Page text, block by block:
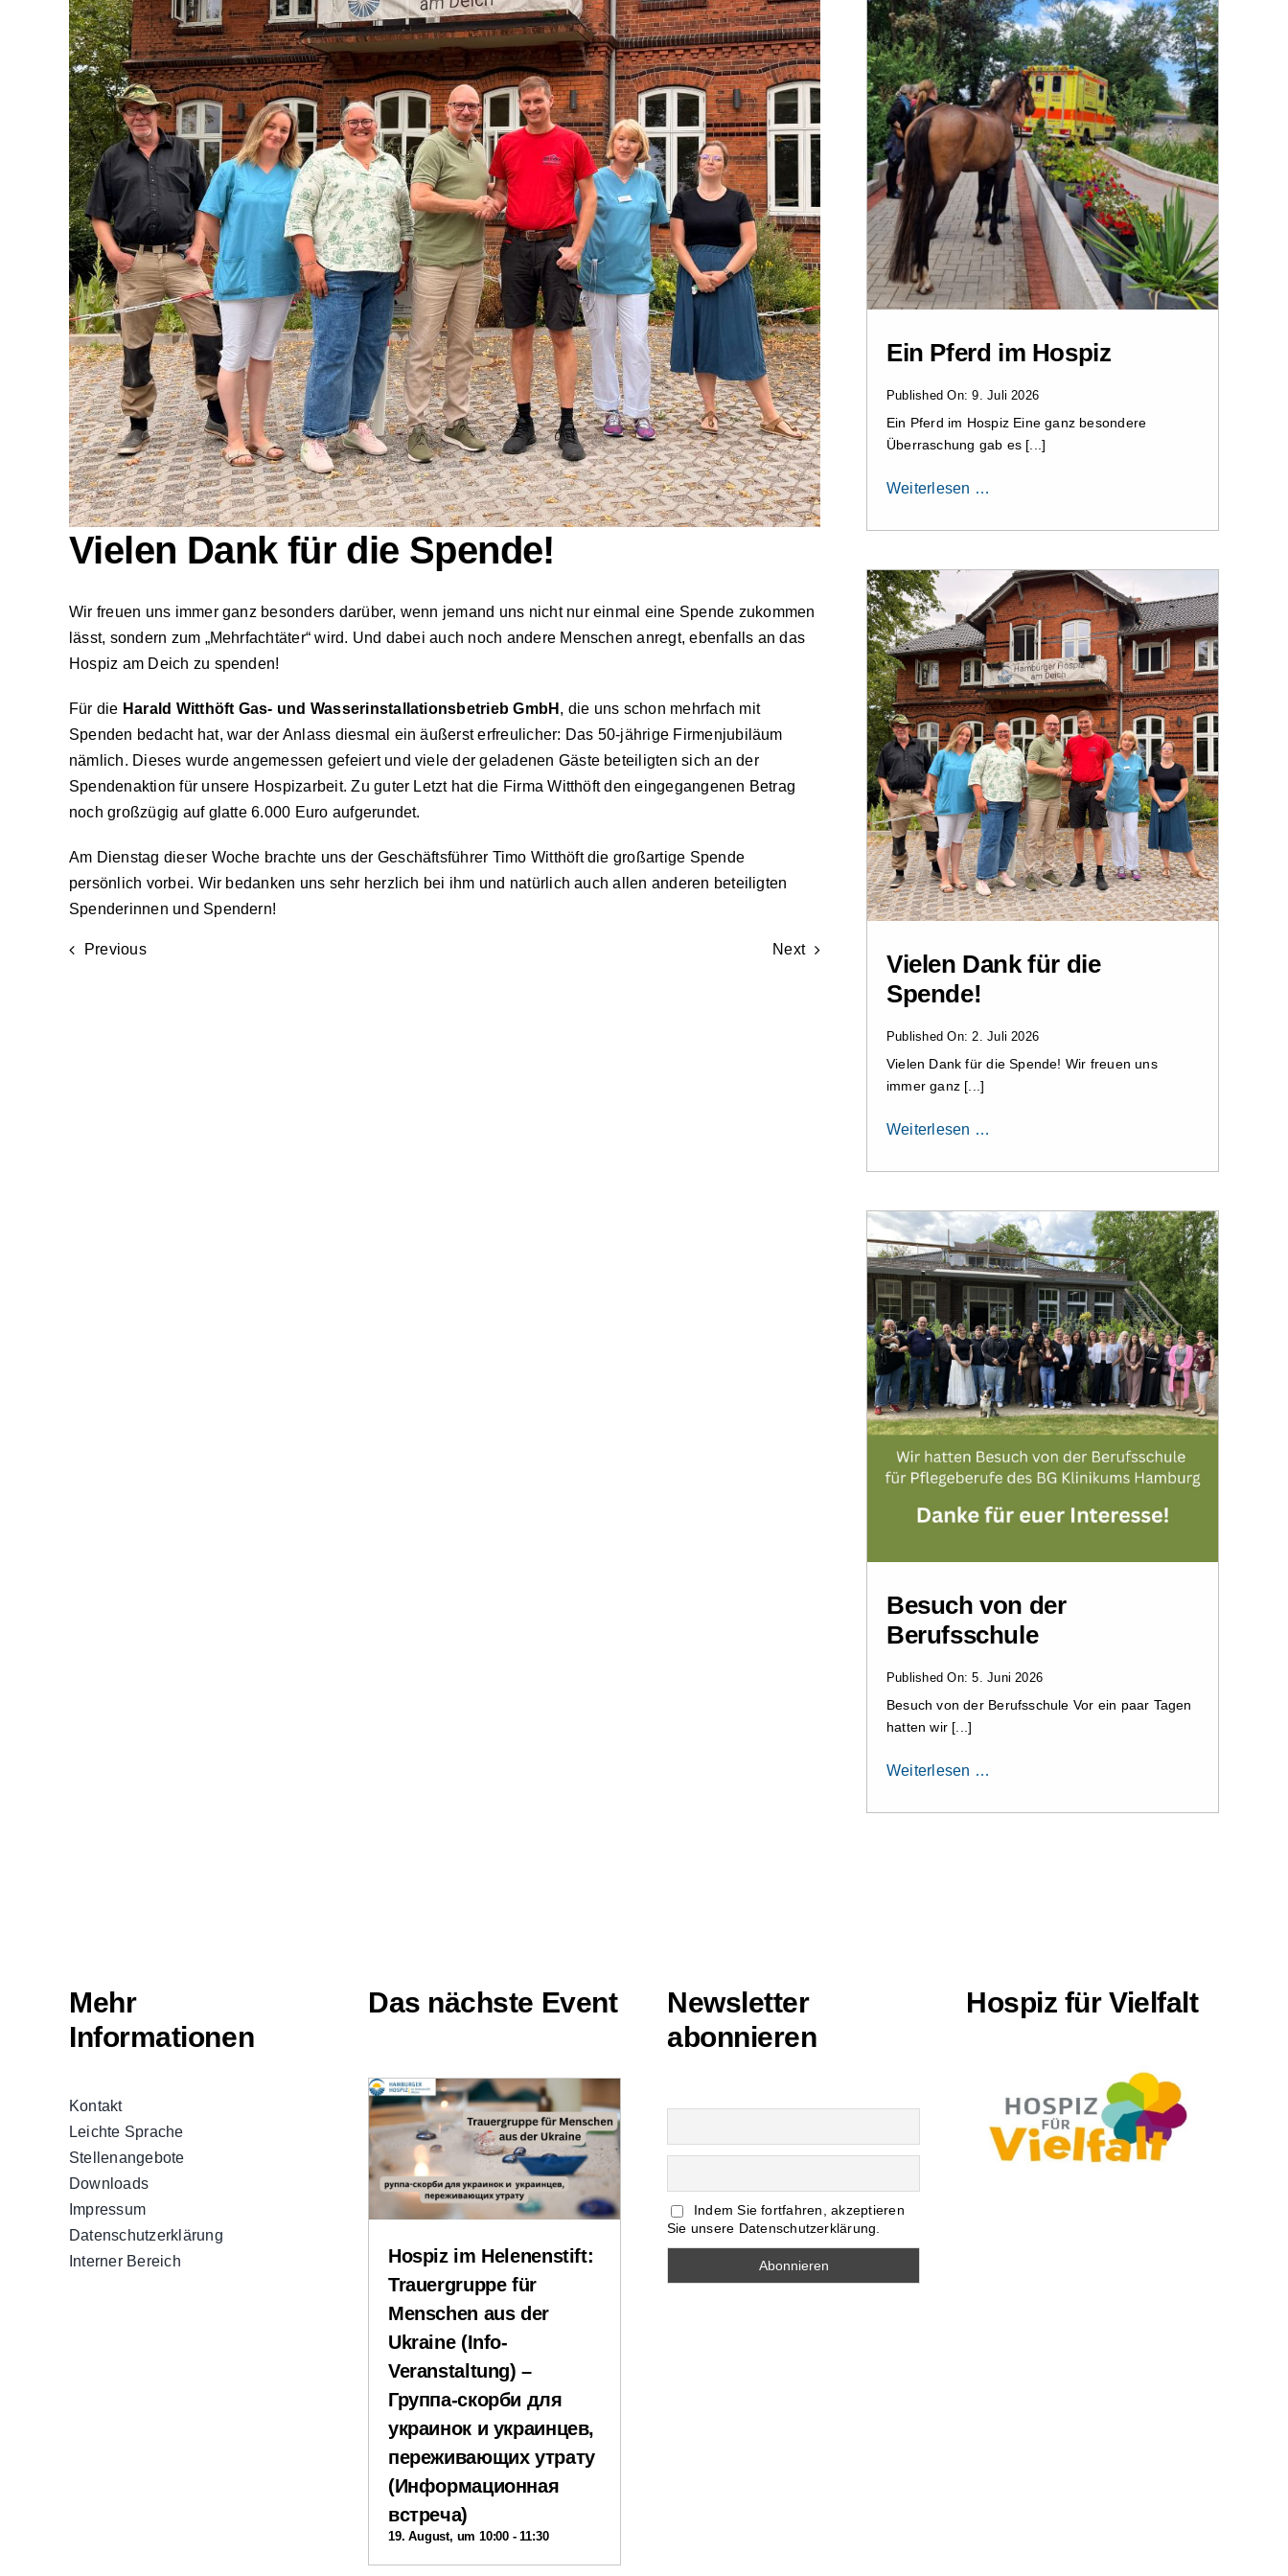
Vielen Dank für die Spende!
Wir freuen uns immer ganz besonders darüber, wenn jemand uns nicht nur einmal eine Spende zukommen
lässt, sondern zum „Mehrfachtäter“ wird. Und dabei auch noch andere Menschen anregt, ebenfalls an das
Hospiz am Deich zu spenden!
Für die Harald Witthöft Gas- und Wasserinstallationsbetrieb GmbH , die uns schon mehrfach mit
Spenden bedacht hat, war der Anlass diesmal ein äußerst erfreulicher: Das 50-jährige Firmenjubiläum
nämlich. Dieses wurde angemessen gefeiert und viele der geladenen Gäste beteiligten sich an der
Spendenaktion für unsere Hospizarbeit. Zu guter Letzt hat die Firma Witthöft den eingegangenen Betrag
noch großzügig auf glatte 6.000 Euro aufgerundet.
Am Dienstag dieser Woche brachte uns der Geschäftsführer Timo Witthöft die großartige Spende
persönlich vorbei. Wir bedanken uns sehr herzlich bei ihm und natürlich auch allen anderen beteiligten
Spenderinnen und Spendern!
Previous Next
Ein Pferd im Hospiz
Published On: 9. Juli 2026
Ein Pferd im Hospiz Eine ganz besondere
Überraschung gab es [...]
Weiterlesen …
Vielen Dank für die
Spende!
Published On: 2. Juli 2026
Vielen Dank für die Spende! Wir freuen uns
immer ganz [...]
Weiterlesen …
Besuch von der
Berufsschule
Published On: 5. Juni 2026
Besuch von der Berufsschule Vor ein paar Tagen
hatten wir [...]
Weiterlesen …
Mehr
Informationen
Kontakt
Leichte Sprache
Stellenangebote
Downloads
Impressum
Datenschutzerklärung
Interner Bereich
Das nächste Event
Hospiz im Helenenstift:
Trauergruppe für
Menschen aus der
Ukraine (Info-
Veranstaltung) –
Группа-скорби для
украинок и украинцев,
переживающих утрату
(Информационная
встреча)
19. August, um 10:00 -11:30
Newsletter
abonnieren
Indem Sie fortfahren, akzeptieren
Sie unsere Datenschutzerklärung.
Hospiz für Vielfalt